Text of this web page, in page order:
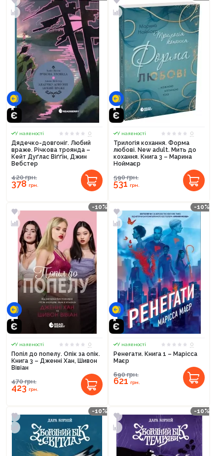
У наявності
0
Дядечко-довгоніг. Любий
враже. Річкова троянда –
Кейт Дуґлас Віґґін, Джин
Вебстер
420грн.
378грн.
У наявності
0
Трилогія кохання. Форма
любові. New adult. Мить до
кохання. Книга 3 – Марина
Ноймаєр
590грн.
531грн.
-10%
У наявності
0
Попіл до попелу. Опік за опік.
Книга 3 – Дженні Хан, Шивон
Вівіан
470грн.
423грн.
-10%
У наявності
0
Ренегати. Книга 1 – Марісса
Маєр
690грн.
621грн.
-10% -10%